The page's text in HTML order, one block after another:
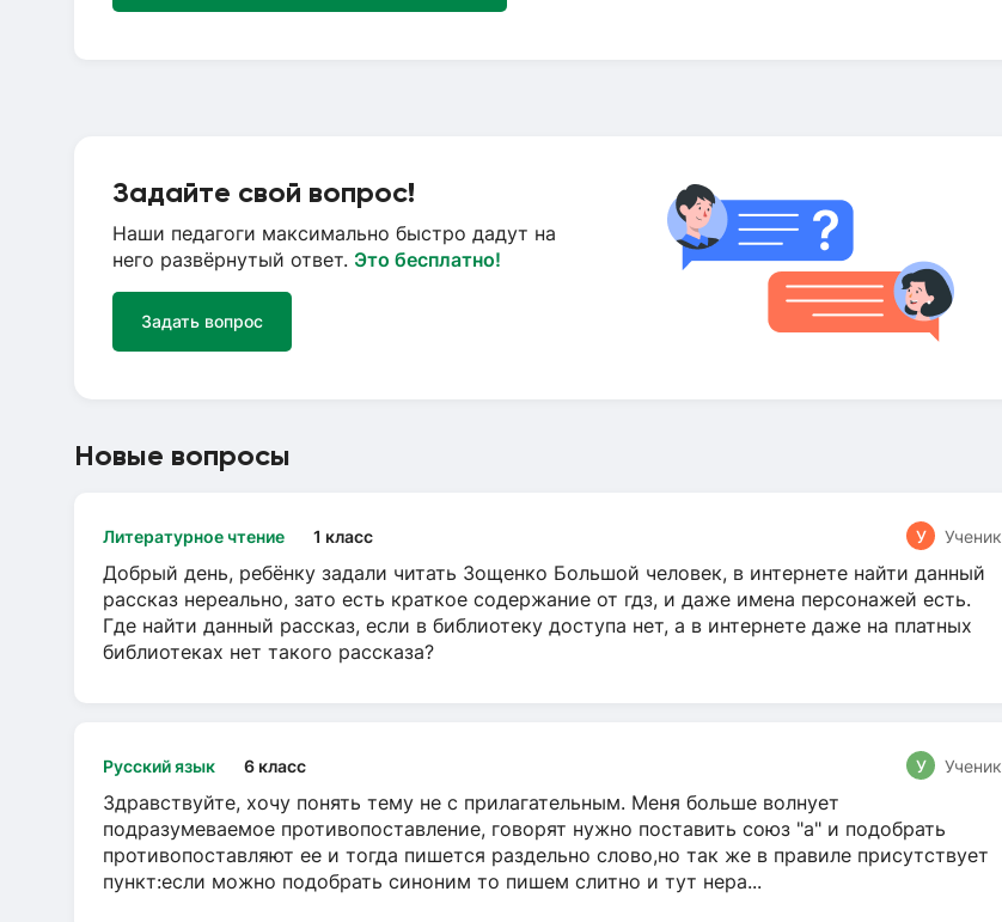
Задайте свой вопрос!
Наши педагоги максимально быстро дадут на
него развёрнутый ответ. Это бесплатно!
Задать вопрос
Новые вопросы
Литературное чтение 1 класс У Ученик
Добрый день, ребёнку задали читать Зощенко Большой человек, в интернете найти данный
рассказ нереально, зато есть краткое содержание от гдз, и даже имена персонажей есть.
Где найти данный рассказ, если в библиотеку доступа нет, а в интернете даже на платных
библиотеках нет такого рассказа?
Русский язык 6 класс У Ученик
Здравствуйте, хочу понять тему не с прилагательным. Меня больше волнует
подразумеваемое противопоставление, говорят нужно поставить союз "а" и подобрать
противопоставляют ее и тогда пишется раздельно слово,но так же в правиле присутствует
пункт:если можно подобрать синоним то пишем слитно и тут нера...